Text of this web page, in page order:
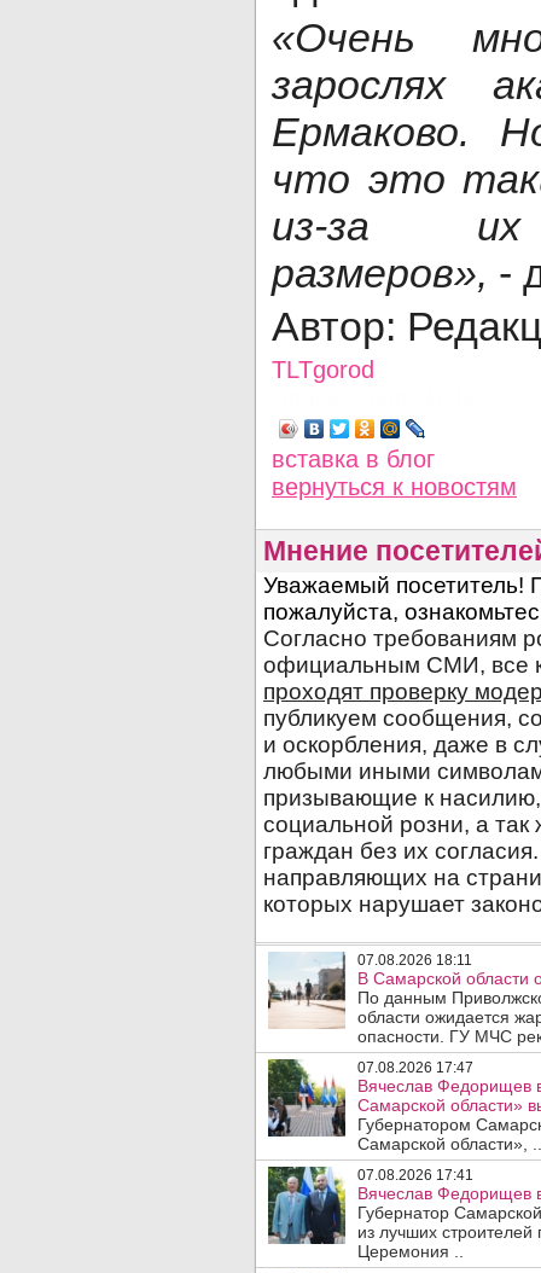
«Очень
зарослях
Ермаково.
что это
из-за их
размеров», -
Автор:
TLTgorod
вставка в блог
вернуться к новостям
Мнение
07.08.2026 18:11
В Самарской области
По данным
области ожидается
опасности. ГУ МЧС
07.08.2026 17:47
Вячеслав Федорищев
Самарской области»
Губернатором
Самарской области», ..
07.08.2026 17:41
Вячеслав Федорищев
Губернатор
из лучших
Церемония ..